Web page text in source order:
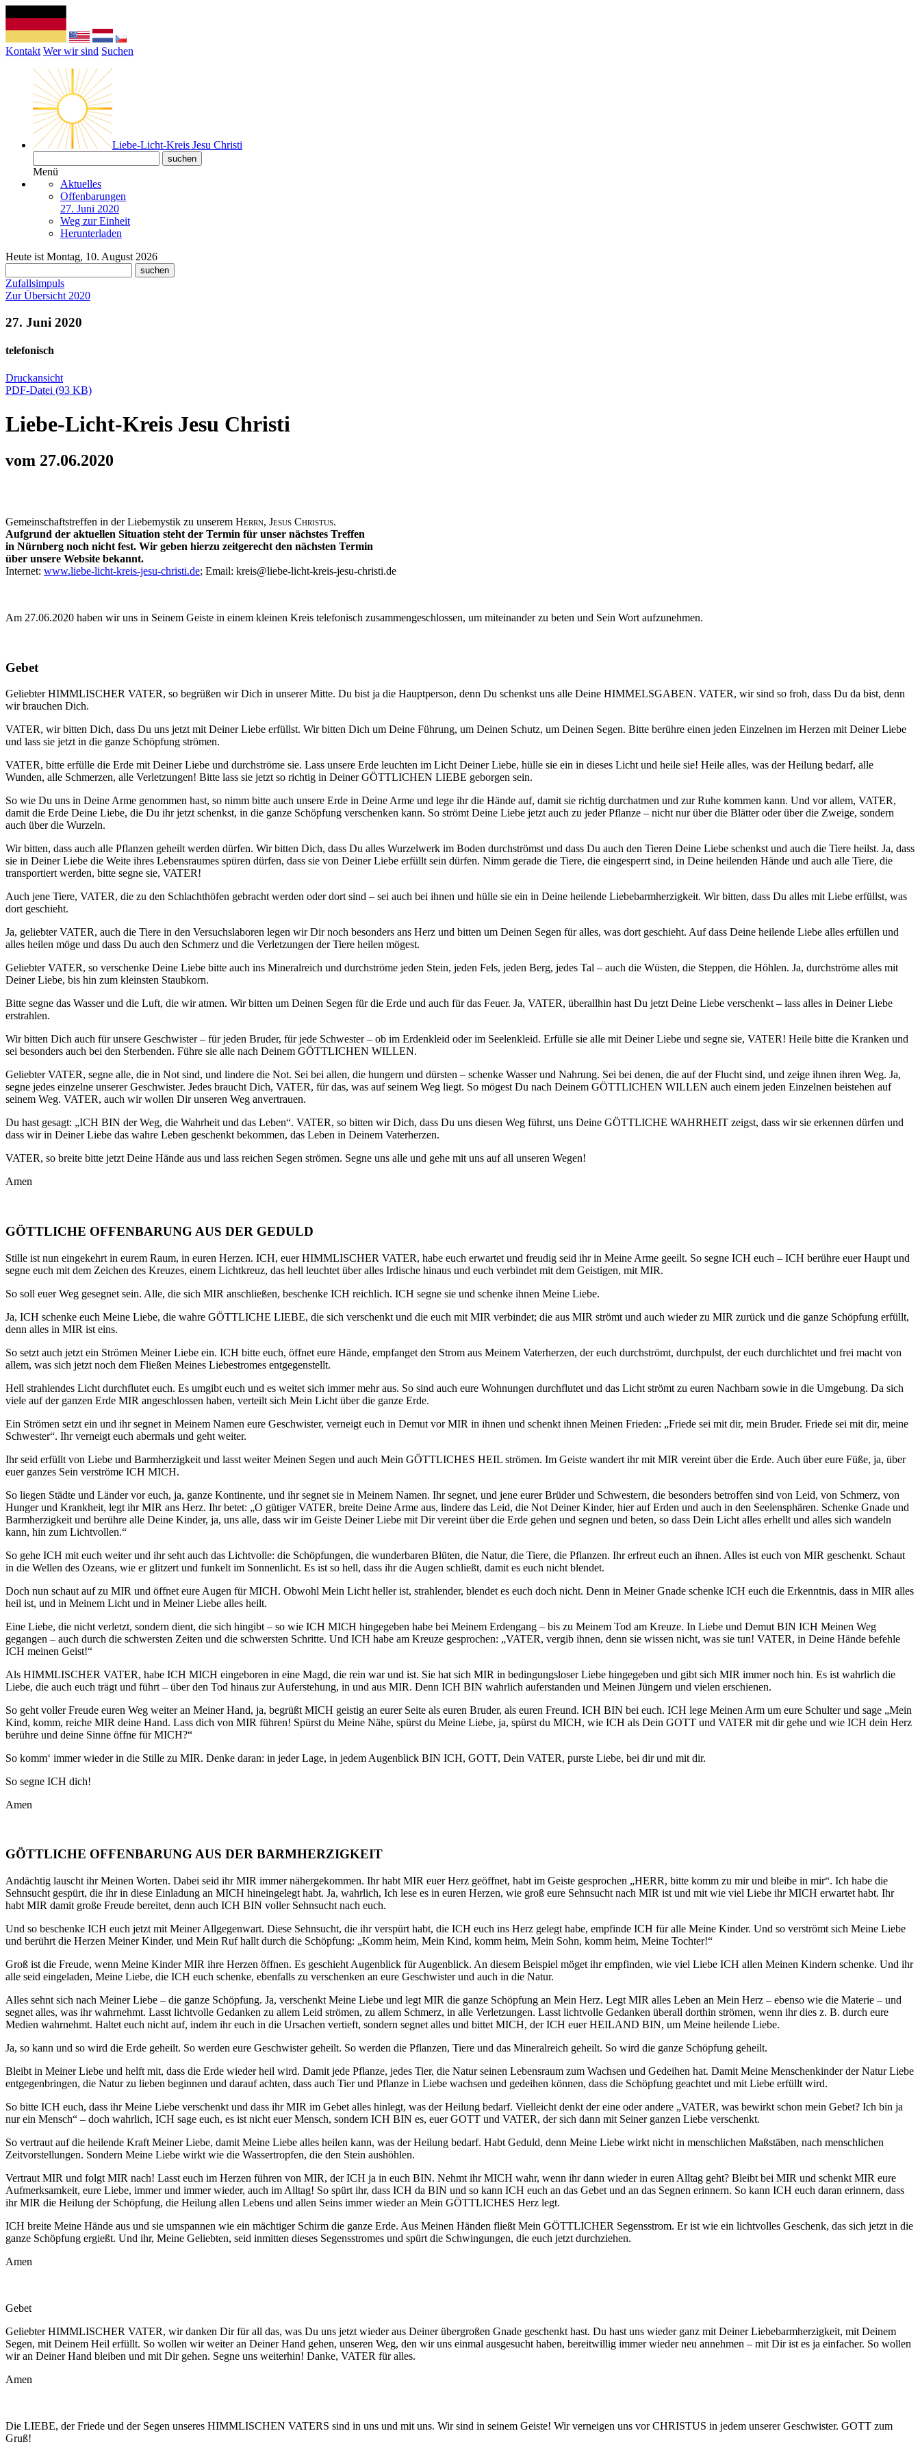
Kontakt Wer wir sind Suchen
Liebe-Licht-Kreis Jesu Christi
Menü
Aktuelles
Offenbarungen
27. Juni 2020
Weg zur Einheit
Herunterladen
Heute ist Montag, 10. August 2026
Zufallsimpuls
Zur Übersicht 2020
27. Juni 2020
telefonisch
Druckansicht
PDF-Datei (93 KB)
Liebe-Licht-Kreis Jesu Christi
vom 27.06.2020
Gemeinschaftstreffen in der Liebemystik zu unserem Herrn, Jesus Christus.
Aufgrund der aktuellen Situation steht der Termin für unser nächstes Treffen
in Nürnberg noch nicht fest. Wir geben hierzu zeitgerecht den nächsten Termin
über unsere Website bekannt.
Internet: www.liebe-licht-kreis-jesu-christi.de; Email: kreis@liebe-licht-kreis-jesu-christi.de
Am 27.06.2020 haben wir uns in Seinem Geiste in einem kleinen Kreis telefonisch zusammengeschlossen, um miteinander zu beten und Sein Wort aufzunehmen.
Gebet
Geliebter HIMMLISCHER VATER, so begrüßen wir Dich in unserer Mitte. Du bist ja die Hauptperson, denn Du schenkst uns alle Deine HIMMELSGABEN. VATER, wir sind so froh, dass Du da bist, denn
wir brauchen Dich.
VATER, wir bitten Dich, dass Du uns jetzt mit Deiner Liebe erfüllst. Wir bitten Dich um Deine Führung, um Deinen Schutz, um Deinen Segen. Bitte berühre einen jeden Einzelnen im Herzen mit Deiner Liebe
und lass sie jetzt in die ganze Schöpfung strömen.
VATER, bitte erfülle die Erde mit Deiner Liebe und durchströme sie. Lass unsere Erde leuchten im Licht Deiner Liebe, hülle sie ein in dieses Licht und heile sie! Heile alles, was der Heilung bedarf, alle
Wunden, alle Schmerzen, alle Verletzungen! Bitte lass sie jetzt so richtig in Deiner GÖTTLICHEN LIEBE geborgen sein.
So wie Du uns in Deine Arme genommen hast, so nimm bitte auch unsere Erde in Deine Arme und lege ihr die Hände auf, damit sie richtig durchatmen und zur Ruhe kommen kann. Und vor allem, VATER,
damit die Erde Deine Liebe, die Du ihr jetzt schenkst, in die ganze Schöpfung verschenken kann. So strömt Deine Liebe jetzt auch zu jeder Pflanze – nicht nur über die Blätter oder über die Zweige, sondern
auch über die Wurzeln.
Wir bitten, dass auch alle Pflanzen geheilt werden dürfen. Wir bitten Dich, dass Du alles Wurzelwerk im Boden durchströmst und dass Du auch den Tieren Deine Liebe schenkst und auch die Tiere heilst. Ja, dass
sie in Deiner Liebe die Weite ihres Lebensraumes spüren dürfen, dass sie von Deiner Liebe erfüllt sein dürfen. Nimm gerade die Tiere, die eingesperrt sind, in Deine heilenden Hände und auch alle Tiere, die
transportiert werden, bitte segne sie, VATER!
Auch jene Tiere, VATER, die zu den Schlachthöfen gebracht werden oder dort sind – sei auch bei ihnen und hülle sie ein in Deine heilende Liebebarmherzigkeit. Wir bitten, dass Du alles mit Liebe erfüllst, was
dort geschieht.
Ja, geliebter VATER, auch die Tiere in den Versuchslaboren legen wir Dir noch besonders ans Herz und bitten um Deinen Segen für alles, was dort geschieht. Auf dass Deine heilende Liebe alles erfüllen und
alles heilen möge und dass Du auch den Schmerz und die Verletzungen der Tiere heilen mögest.
Geliebter VATER, so verschenke Deine Liebe bitte auch ins Mineralreich und durchströme jeden Stein, jeden Fels, jeden Berg, jedes Tal – auch die Wüsten, die Steppen, die Höhlen. Ja, durchströme alles mit
Deiner Liebe, bis hin zum kleinsten Staubkorn.
Bitte segne das Wasser und die Luft, die wir atmen. Wir bitten um Deinen Segen für die Erde und auch für das Feuer. Ja, VATER, überallhin hast Du jetzt Deine Liebe verschenkt – lass alles in Deiner Liebe
erstrahlen.
Wir bitten Dich auch für unsere Geschwister – für jeden Bruder, für jede Schwester – ob im Erdenkleid oder im Seelenkleid. Erfülle sie alle mit Deiner Liebe und segne sie, VATER! Heile bitte die Kranken und
sei besonders auch bei den Sterbenden. Führe sie alle nach Deinem GÖTTLICHEN WILLEN.
Geliebter VATER, segne alle, die in Not sind, und lindere die Not. Sei bei allen, die hungern und dürsten – schenke Wasser und Nahrung. Sei bei denen, die auf der Flucht sind, und zeige ihnen ihren Weg. Ja,
segne jedes einzelne unserer Geschwister. Jedes braucht Dich, VATER, für das, was auf seinem Weg liegt. So mögest Du nach Deinem GÖTTLICHEN WILLEN auch einem jeden Einzelnen beistehen auf
seinem Weg. VATER, auch wir wollen Dir unseren Weg anvertrauen.
Du hast gesagt: „ICH BIN der Weg, die Wahrheit und das Leben“. VATER, so bitten wir Dich, dass Du uns diesen Weg führst, uns Deine GÖTTLICHE WAHRHEIT zeigst, dass wir sie erkennen dürfen und
dass wir in Deiner Liebe das wahre Leben geschenkt bekommen, das Leben in Deinem Vaterherzen.
VATER, so breite bitte jetzt Deine Hände aus und lass reichen Segen strömen. Segne uns alle und gehe mit uns auf all unseren Wegen!
Amen
GÖTTLICHE OFFENBARUNG AUS DER GEDULD
Stille ist nun eingekehrt in eurem Raum, in euren Herzen. ICH, euer HIMMLISCHER VATER, habe euch erwartet und freudig seid ihr in Meine Arme geeilt. So segne ICH euch – ICH berühre euer Haupt und
segne euch mit dem Zeichen des Kreuzes, einem Lichtkreuz, das hell leuchtet über alles Irdische hinaus und euch verbindet mit dem Geistigen, mit MIR.
So soll euer Weg gesegnet sein. Alle, die sich MIR anschließen, beschenke ICH reichlich. ICH segne sie und schenke ihnen Meine Liebe.
Ja, ICH schenke euch Meine Liebe, die wahre GÖTTLICHE LIEBE, die sich verschenkt und die euch mit MIR verbindet; die aus MIR strömt und auch wieder zu MIR zurück und die ganze Schöpfung erfüllt,
denn alles in MIR ist eins.
So setzt auch jetzt ein Strömen Meiner Liebe ein. ICH bitte euch, öffnet eure Hände, empfanget den Strom aus Meinem Vaterherzen, der euch durchströmt, durchpulst, der euch durchlichtet und frei macht von
allem, was sich jetzt noch dem Fließen Meines Liebestromes entgegenstellt.
Hell strahlendes Licht durchflutet euch. Es umgibt euch und es weitet sich immer mehr aus. So sind auch eure Wohnungen durchflutet und das Licht strömt zu euren Nachbarn sowie in die Umgebung. Da sich
viele auf der ganzen Erde MIR angeschlossen haben, verteilt sich Mein Licht über die ganze Erde.
Ein Strömen setzt ein und ihr segnet in Meinem Namen eure Geschwister, verneigt euch in Demut vor MIR in ihnen und schenkt ihnen Meinen Frieden: „Friede sei mit dir, mein Bruder. Friede sei mit dir, meine
Schwester“. Ihr verneigt euch abermals und geht weiter.
Ihr seid erfüllt von Liebe und Barmherzigkeit und lasst weiter Meinen Segen und auch Mein GÖTTLICHES HEIL strömen. Im Geiste wandert ihr mit MIR vereint über die Erde. Auch über eure Füße, ja, über
euer ganzes Sein verströme ICH MICH.
So liegen Städte und Länder vor euch, ja, ganze Kontinente, und ihr segnet sie in Meinem Namen. Ihr segnet, und jene eurer Brüder und Schwestern, die besonders betroffen sind von Leid, von Schmerz, von
Hunger und Krankheit, legt ihr MIR ans Herz. Ihr betet: „O gütiger VATER, breite Deine Arme aus, lindere das Leid, die Not Deiner Kinder, hier auf Erden und auch in den Seelensphären. Schenke Gnade und
Barmherzigkeit und berühre alle Deine Kinder, ja, uns alle, dass wir im Geiste Deiner Liebe mit Dir vereint über die Erde gehen und segnen und beten, so dass Dein Licht alles erhellt und alles sich wandeln
kann, hin zum Lichtvollen.“
So gehe ICH mit euch weiter und ihr seht auch das Lichtvolle: die Schöpfungen, die wunderbaren Blüten, die Natur, die Tiere, die Pflanzen. Ihr erfreut euch an ihnen. Alles ist euch von MIR geschenkt. Schaut
in die Wellen des Ozeans, wie er glitzert und funkelt im Sonnenlicht. Es ist so hell, dass ihr die Augen schließt, damit es euch nicht blendet.
Doch nun schaut auf zu MIR und öffnet eure Augen für MICH. Obwohl Mein Licht heller ist, strahlender, blendet es euch doch nicht. Denn in Meiner Gnade schenke ICH euch die Erkenntnis, dass in MIR alles
heil ist, und in Meinem Licht und in Meiner Liebe alles heilt.
Eine Liebe, die nicht verletzt, sondern dient, die sich hingibt – so wie ICH MICH hingegeben habe bei Meinem Erdengang – bis zu Meinem Tod am Kreuze. In Liebe und Demut BIN ICH Meinen Weg
gegangen – auch durch die schwersten Zeiten und die schwersten Schritte. Und ICH habe am Kreuze gesprochen: „VATER, vergib ihnen, denn sie wissen nicht, was sie tun! VATER, in Deine Hände befehle
ICH meinen Geist!“
Als HIMMLISCHER VATER, habe ICH MICH eingeboren in eine Magd, die rein war und ist. Sie hat sich MIR in bedingungsloser Liebe hingegeben und gibt sich MIR immer noch hin. Es ist wahrlich die
Liebe, die auch euch trägt und führt – über den Tod hinaus zur Auferstehung, in und aus MIR. Denn ICH BIN wahrlich auferstanden und Meinen Jüngern und vielen erschienen.
So geht voller Freude euren Weg weiter an Meiner Hand, ja, begrüßt MICH geistig an eurer Seite als euren Bruder, als euren Freund. ICH BIN bei euch. ICH lege Meinen Arm um eure Schulter und sage „Mein
Kind, komm, reiche MIR deine Hand. Lass dich von MIR führen! Spürst du Meine Nähe, spürst du Meine Liebe, ja, spürst du MICH, wie ICH als Dein GOTT und VATER mit dir gehe und wie ICH dein Herz
berühre und deine Sinne öffne für MICH?“
So komm‘ immer wieder in die Stille zu MIR. Denke daran: in jeder Lage, in jedem Augenblick BIN ICH, GOTT, Dein VATER, purste Liebe, bei dir und mit dir.
So segne ICH dich!
Amen
GÖTTLICHE OFFENBARUNG AUS DER BARMHERZIGKEIT
Andächtig lauscht ihr Meinen Worten. Dabei seid ihr MIR immer nähergekommen. Ihr habt MIR euer Herz geöffnet, habt im Geiste gesprochen „HERR, bitte komm zu mir und bleibe in mir“. Ich habe die
Sehnsucht gespürt, die ihr in diese Einladung an MICH hineingelegt habt. Ja, wahrlich, Ich lese es in euren Herzen, wie groß eure Sehnsucht nach MIR ist und mit wie viel Liebe ihr MICH erwartet habt. Ihr
habt MIR damit große Freude bereitet, denn auch ICH BIN voller Sehnsucht nach euch.
Und so beschenke ICH euch jetzt mit Meiner Allgegenwart. Diese Sehnsucht, die ihr verspürt habt, die ICH euch ins Herz gelegt habe, empfinde ICH für alle Meine Kinder. Und so verströmt sich Meine Liebe
und berührt die Herzen Meiner Kinder, und Mein Ruf hallt durch die Schöpfung: „Komm heim, Mein Kind, komm heim, Mein Sohn, komm heim, Meine Tochter!“
Groß ist die Freude, wenn Meine Kinder MIR ihre Herzen öffnen. Es geschieht Augenblick für Augenblick. An diesem Beispiel möget ihr empfinden, wie viel Liebe ICH allen Meinen Kindern schenke. Und ihr
alle seid eingeladen, Meine Liebe, die ICH euch schenke, ebenfalls zu verschenken an eure Geschwister und auch in die Natur.
Alles sehnt sich nach Meiner Liebe – die ganze Schöpfung. Ja, verschenkt Meine Liebe und legt MIR die ganze Schöpfung an Mein Herz. Legt MIR alles Leben an Mein Herz – ebenso wie die Materie – und
segnet alles, was ihr wahrnehmt. Lasst lichtvolle Gedanken zu allem Leid strömen, zu allem Schmerz, in alle Verletzungen. Lasst lichtvolle Gedanken überall dorthin strömen, wenn ihr dies z. B. durch eure
Medien wahrnehmt. Haltet euch nicht auf, indem ihr euch in die Ursachen vertieft, sondern segnet alles und bittet MICH, der ICH euer HEILAND BIN, um Meine heilende Liebe.
Ja, so kann und so wird die Erde geheilt. So werden eure Geschwister geheilt. So werden die Pflanzen, Tiere und das Mineralreich geheilt. So wird die ganze Schöpfung geheilt.
Bleibt in Meiner Liebe und helft mit, dass die Erde wieder heil wird. Damit jede Pflanze, jedes Tier, die Natur seinen Lebensraum zum Wachsen und Gedeihen hat. Damit Meine Menschenkinder der Natur Liebe
entgegenbringen, die Natur zu lieben beginnen und darauf achten, dass auch Tier und Pflanze in Liebe wachsen und gedeihen können, dass die Schöpfung geachtet und mit Liebe erfüllt wird.
So bitte ICH euch, dass ihr Meine Liebe verschenkt und dass ihr MIR im Gebet alles hinlegt, was der Heilung bedarf. Vielleicht denkt der eine oder andere „VATER, was bewirkt schon mein Gebet? Ich bin ja
nur ein Mensch“ – doch wahrlich, ICH sage euch, es ist nicht euer Mensch, sondern ICH BIN es, euer GOTT und VATER, der sich dann mit Seiner ganzen Liebe verschenkt.
So vertraut auf die heilende Kraft Meiner Liebe, damit Meine Liebe alles heilen kann, was der Heilung bedarf. Habt Geduld, denn Meine Liebe wirkt nicht in menschlichen Maßstäben, nach menschlichen
Zeitvorstellungen. Sondern Meine Liebe wirkt wie die Wassertropfen, die den Stein aushöhlen.
Vertraut MIR und folgt MIR nach! Lasst euch im Herzen führen von MIR, der ICH ja in euch BIN. Nehmt ihr MICH wahr, wenn ihr dann wieder in euren Alltag geht? Bleibt bei MIR und schenkt MIR eure
Aufmerksamkeit, eure Liebe, immer und immer wieder, auch im Alltag! So spürt ihr, dass ICH da BIN und so kann ICH euch an das Gebet und an das Segnen erinnern. So kann ICH euch daran erinnern, dass
ihr MIR die Heilung der Schöpfung, die Heilung allen Lebens und allen Seins immer wieder an Mein GÖTTLICHES Herz legt.
ICH breite Meine Hände aus und sie umspannen wie ein mächtiger Schirm die ganze Erde. Aus Meinen Händen fließt Mein GÖTTLICHER Segensstrom. Er ist wie ein lichtvolles Geschenk, das sich jetzt in die
ganze Schöpfung ergießt. Und ihr, Meine Geliebten, seid inmitten dieses Segensstromes und spürt die Schwingungen, die euch jetzt durchziehen.
Amen
Gebet
Geliebter HIMMLISCHER VATER, wir danken Dir für all das, was Du uns jetzt wieder aus Deiner übergroßen Gnade geschenkt hast. Du hast uns wieder ganz mit Deiner Liebebarmherzigkeit, mit Deinem
Segen, mit Deinem Heil erfüllt. So wollen wir weiter an Deiner Hand gehen, unseren Weg, den wir uns einmal ausgesucht haben, bereitwillig immer wieder neu annehmen – mit Dir ist es ja einfacher. So wollen
wir an Deiner Hand bleiben und mit Dir gehen. Segne uns weiterhin! Danke, VATER für alles.
Amen
Die LIEBE, der Friede und der Segen unseres HIMMLISCHEN VATERS sind in uns und mit uns. Wir sind in seinem Geiste! Wir verneigen uns vor CHRISTUS in jedem unserer Geschwister. GOTT zum
Gruß!